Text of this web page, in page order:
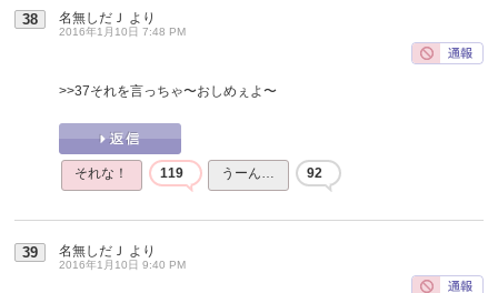
38 名無しだＪ より
2016年1月10日 7:48 PM
>>37それを言っちゃ〜おしめぇよ〜
それな！ 119 うーん… 92
39 名無しだＪ より
2016年1月10日 9:40 PM